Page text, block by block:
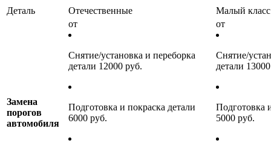
Деталь Отечественные Малый класс
Замена
порогов
автомобиля
от
Снятие/установка и переборка
детали 12000 руб.
Подготовка и покраска детали
6000 руб.
от
Снятие/
детали
Подготовка
5000 руб.